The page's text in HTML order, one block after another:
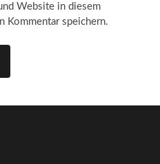
Website in diesem
Kommentar speichern.